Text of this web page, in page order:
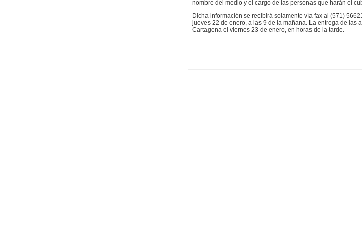
nombre del medio y el cargo de las personas que harán el
Dicha información se recibirá solamente vía fax al (571)
jueves 22 de enero, a las 9 de la mañana. La entrega de las
Cartagena el viernes 23 de enero, en horas de la tarde.